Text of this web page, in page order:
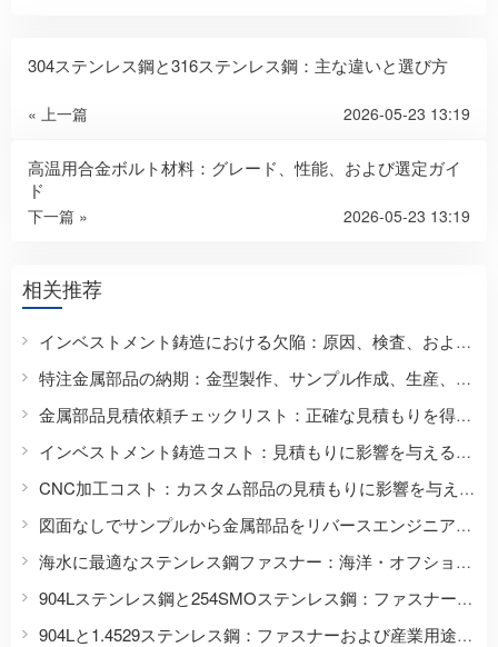
304ステンレス鋼と316ステンレス鋼：主な違いと選び方
« 上一篇 2026-05-23 13:19
高温用合金ボルト材料：グレード、性能、および選定ガイ
ド
下一篇 » 2026-05-23 13:19
相关推荐
インベストメント鋳造における欠陥：原因、検査、および予防
特注金属部品の納期：金型製作、サンプル作成、生産、納品
金属部品見積依頼チェックリスト：正確な見積もりを得るためにバイヤーが送付すべき情報
インベストメント鋳造コスト：見積もりに影響を与える10の要因
CNC加工コスト：カスタム部品の見積もりに影響を与える9つの要因
図面なしでサンプルから金属部品をリバースエンジニアリングする方法
海水に最適なステンレス鋼ファスナー：海洋・オフショア用途向け完全材料選定ガイド
904Lステンレス鋼と254SMOステンレス鋼：ファスナーや過酷な腐食環境下での使用に適した素材はどちらでしょうか？
904Lと1.4529ステンレス鋼：ファスナーおよび産業用途における完全比較